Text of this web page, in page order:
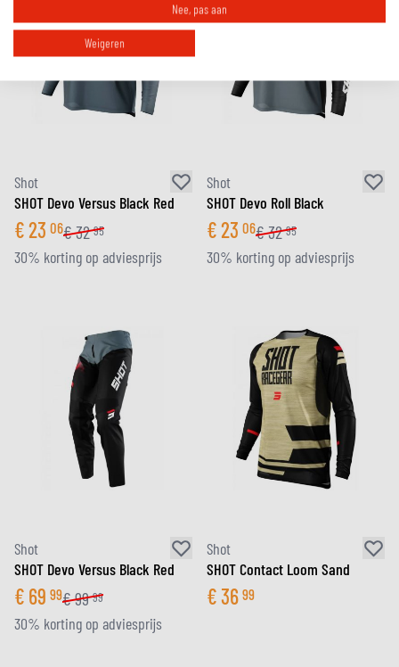
Shot
SHOT Devo Versus Black Red
€23 06€32 95
30% korting op adviesprijs
Shot
SHOT Devo Roll Black
€23 06€32 95
30% korting op adviesprijs
Shot
SHOT Devo Versus Black Red
€ 69 99€99 99
30% korting op adviesprijs
Shot
SHOT Contact Loom Sand
€36 99
Nee, pas aan
Weigeren